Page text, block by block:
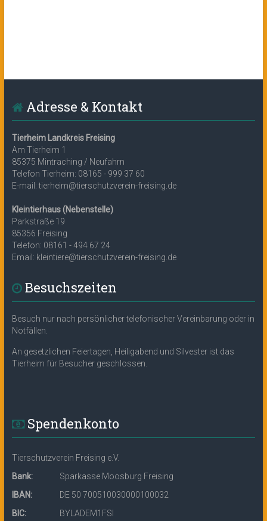
Adresse & Kontakt
Tierheim Landkreis Freising
Am Tierheim 1
85375 Mintraching / Neufahrn
Telefon Tierheim: 08165 - 999 37 60
E-mail: tierheim@tierschutzverein-freising.de
Kleintierhaus (Nebenstelle)
Parkstraße 19
85356 Freising
Telefon: 08161 - 494 67 24
Email: kleintiere@tierschutzverein-freising.de
Besuchszeiten
Besuch nur nach persönlicher telefonischer Vereinbarung oder in
Notfällen.
An gesetzlichen Feiertagen, Heiligabend und Silvester ist das
Tierheim für Besucher geschlossen.
Spendenkonto
Tierschutzverein Freising e.V.
Bank:
Sparkasse Moosburg Freising
IBAN:
DE 50 700510030000100032
BIC:
BYLADEM1FSI